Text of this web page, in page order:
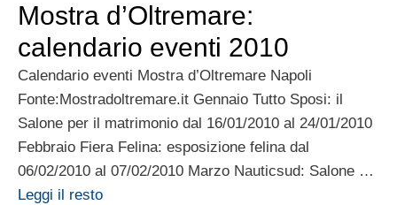
Mostra d’Oltremare:
calendario eventi 2010
Calendario eventi Mostra d’Oltremare Napoli
Fonte:Mostradoltremare.it Gennaio Tutto Sposi: il
Salone per il matrimonio dal 16/01/2010 al 24/01/2010
Febbraio Fiera Felina: esposizione felina dal
06/02/2010 al 07/02/2010 Marzo Nauticsud: Salone …
Leggi il resto